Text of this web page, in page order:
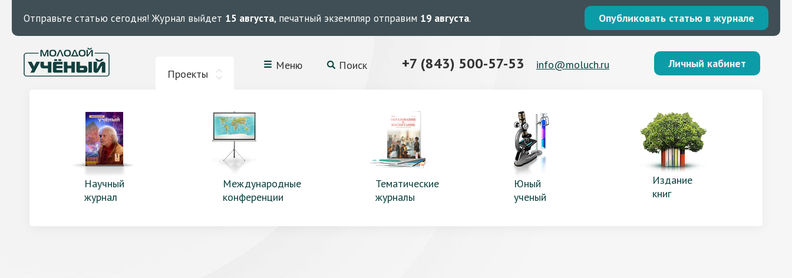
Отправьте статью сегодня! Журнал выйдет 15 августа, печатный экземпляр отправим 19 августа. Опубликовать статью в журнале
Проекты
Меню Поиск +7 (843) 500-57-53 info@moluch.ru Личный кабинет
Научный
журнал
Международные
конференции
Тематические
журналы
Юный
ученый
Издание
книг